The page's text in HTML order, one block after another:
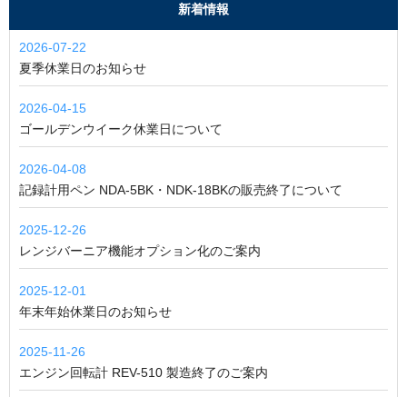
新着情報
2026-07-22
夏季休業日のお知らせ
2026-04-15
ゴールデンウイーク休業日について
2026-04-08
記録計用ペン NDA-5BK・NDK-18BKの販売終了について
2025-12-26
レンジバーニア機能オプション化のご案内
2025-12-01
年末年始休業日のお知らせ
2025-11-26
エンジン回転計 REV-510 製造終了のご案内